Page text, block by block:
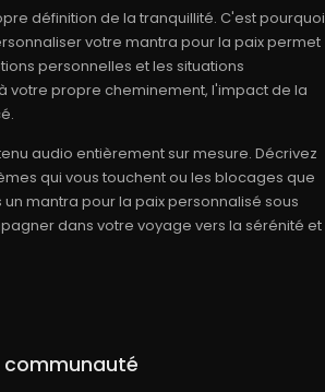
définition de la tranquillité. C'est pourquoi
votre mantra pour la paix permet
personnelles et les situations
votre propre cheminement, l'impact de la
audio entièrement sur mesure. Décrivez
qui vous touchent ou les blocages que
mantra pour la paix personnalisé sous
dans votre voyage vers la sérénité et
communauté